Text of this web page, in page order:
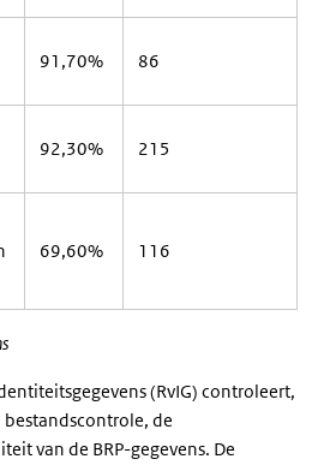
91,70% 86
92,30% 215
69,60% 116
(RvIG) controleert,
de
van de BRP-gegevens. De